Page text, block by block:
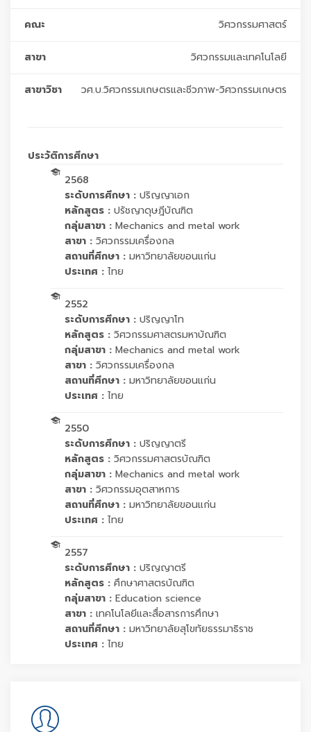
คณะ วิศวกรรมศาสตร์
สาขา วิศวกรรมและเทคโนโลยี
สาขาวิชา วศ.บ.วิศวกรรมเกษตรและชีวภาพ-วิศวกรรมเกษตร
ประวัติการศึกษา
2568
ระดับการศึกษา : ปริญญาเอก
หลักสูตร : ปรัชญาดุษฎีบัณฑิต
กลุ่มสาขา : Mechanics and metal work
สาขา : วิศวกรรมเครื่องกล
สถานที่ศึกษา : มหาวิทยาลัยขอนแก่น
ประเทศ : ไทย
2552
ระดับการศึกษา : ปริญญาโท
หลักสูตร : วิศวกรรมศาสตรมหาบัณฑิต
กลุ่มสาขา : Mechanics and metal work
สาขา : วิศวกรรมเครื่องกล
สถานที่ศึกษา : มหาวิทยาลัยขอนแก่น
ประเทศ : ไทย
2550
ระดับการศึกษา : ปริญญาตรี
หลักสูตร : วิศวกรรมศาสตรบัณฑิต
กลุ่มสาขา : Mechanics and metal work
สาขา : วิศวกรรมอุตสาหการ
สถานที่ศึกษา : มหาวิทยาลัยขอนแก่น
ประเทศ : ไทย
2557
ระดับการศึกษา : ปริญญาตรี
หลักสูตร : ศึกษาศาสตรบัณฑิต
กลุ่มสาขา : Education science
สาขา : เทคโนโลยีและสื่อสารการศึกษา
สถานที่ศึกษา : มหาวิทยาลัยสุโขทัยธรรมาธิราช
ประเทศ : ไทย